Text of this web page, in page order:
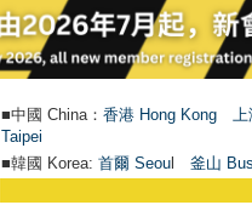
■中國 China： 香港 Hong Kong
Taipei
■韓國 Korea: 首爾 Seoul 釜山